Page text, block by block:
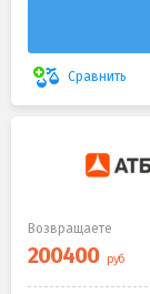
Сравнить
Возвращаете